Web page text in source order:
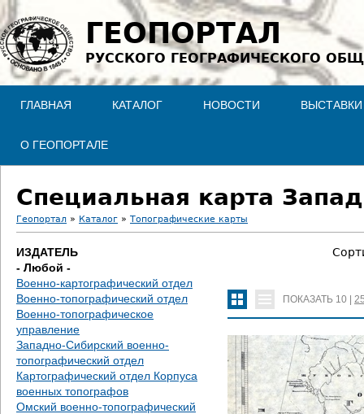
Jump to navigation
ГЕОПОРТАЛ
РУССКОГО ГЕОГРАФИЧЕСКОГО
ГЛАВНАЯ КАТАЛОГ НОВОСТИ ВЫСТАВКИ
О ГЕОПОРТАЛЕ
Специальная карта
В
ы
з
д
е
с
Геопортал » Каталог » Топографические карты
ИЗДАТЕЛЬ
- Любой -
Военно-картографический отдел
Военно-топографический отдел
Военно-топографическое
управление
Западно-Сибирский военно-
топографический отдел
Картографический отдел Корпуса
военных топографов
Омский военно-топографический
ПОКАЗАТЬ 10